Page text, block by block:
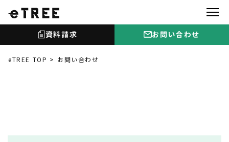
資料請求 お問い合わせ
eTREE TOP お問い合わせ